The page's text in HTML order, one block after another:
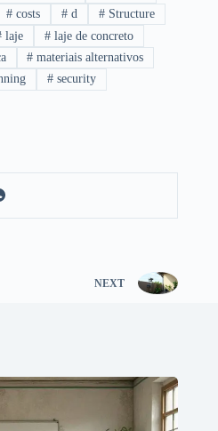
# costs # d # Structure
laje # laje de concreto
# materiais alternativos
# security
NEXT